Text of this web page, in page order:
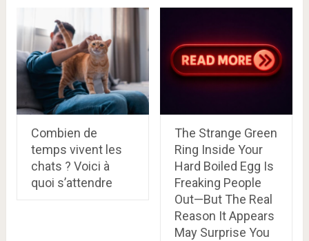
Combien de
temps vivent les
chats ? Voici à
quoi s’attendre
The Strange Green
Ring Inside Your
Hard Boiled Egg Is
Freaking People
Out—But The Real
Reason It Appears
May Surprise You